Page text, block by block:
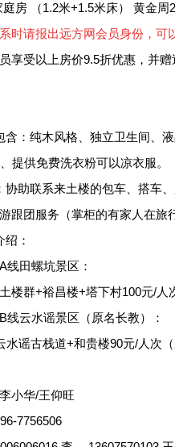
房 （1.2米+1.5米床） 黄金周
系时请报出远方网会员身份，可
受以上房价9.5折优惠，并赠
纯木风格、独立卫生间、液
提供免费洗衣粉可以凉衣服。
联系来土楼的包车、搭车、
跟团服务（掌柜的有家人在旅
：
田螺坑景区：
群+裕昌楼+塔下村100元/人
云水谣景区（原名长教）：
古栈道+和贵楼90元/人次（
华/王仰旺
7756506